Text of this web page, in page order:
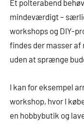
Et polterabend
mindeværdigt –
workshops og DIY-
findes der masser
uden at sprænge
I kan for eksempel
workshop, hvor I
en hobbybutik og